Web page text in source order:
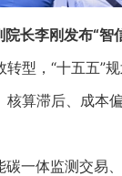
长李刚发布“智
，“十五五”规
算滞后、成本
体监测交易、